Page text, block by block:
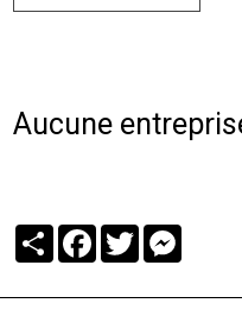
Aucune
PartagerFacebook
Twitter